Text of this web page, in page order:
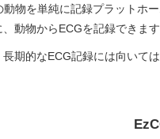
物を単純に記録プラットホ
動物からECGを記録できま
期的なECG記録には向いて